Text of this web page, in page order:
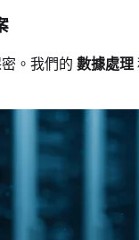
。我們的 數據處理